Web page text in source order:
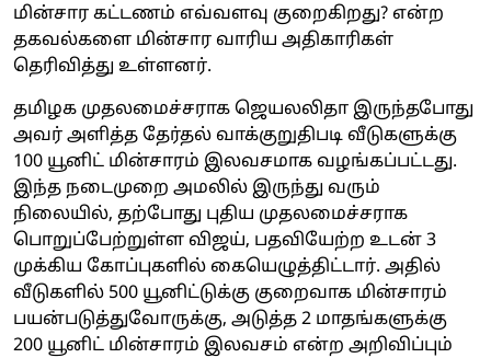
மின்சார கட்டணம் எவ்வளவு குறைகிறது? என்ற
தகவல்களை மின்சார வாரிய அதிகாரிகள்
தெரிவித்து உள்ளனர்.
தமிழக முதலமைச்சராக ஜெயலலிதா இருந்தபோது
அவர் அளித்த தேர்தல் வாக்குறுதிபடி வீடுகளுக்கு
100 யூனிட் மின்சாரம் இலவசமாக வழங்கப்பட்டது.
இந்த நடைமுறை அமலில் இருந்து வரும்
நிலையில், தற்போது புதிய முதலமைச்சராக
பொறுப்பேற்றுள்ள விஜய், பதவியேற்ற உடன் 3
முக்கிய கோப்புகளில் கையெழுத்திட்டார். அதில்
வீடுகளில் 500 யூனிட்டுக்கு குறைவாக மின்சாரம்
பயன்படுத்துவோருக்கு, அடுத்த 2 மாதங்களுக்கு
200 யூனிட் மின்சாரம் இலவசம் என்ற அறிவிப்பும்